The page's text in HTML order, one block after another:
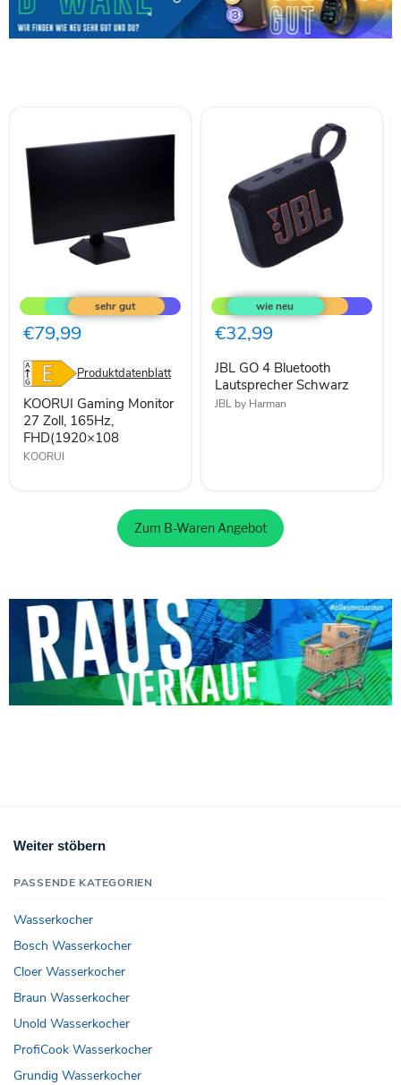
Gaming
Monitor
27
Zoll,
165Hz,
FHD(1920×108
€79,99
Produktdatenblatt
KOORUI Gaming Monitor
27 Zoll, 165Hz,
FHD(1920×108
KOORUI
GO
4
Bluetooth
Lautsprecher
€32,99
JBL GO 4 Bluetooth
Lautsprecher Schwarz
JBL by Harman
Zum B-Waren Angebot
Weiter stöbern
PASSENDE KATEGORIEN
Wasserkocher
Bosch Wasserkocher
Cloer Wasserkocher
Braun Wasserkocher
Unold Wasserkocher
ProfiCook Wasserkocher
Grundig Wasserkocher